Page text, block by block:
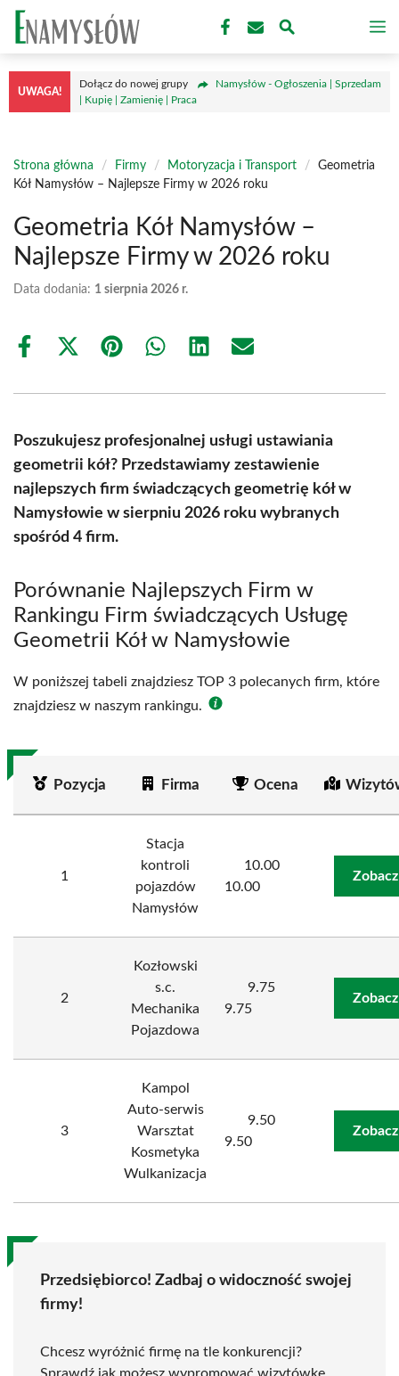
Przejdź
treści
UWAGA!
Dołącz do nowej grupy
Namysłów - Ogłoszenia | Sprzedam
| Kupię | Zamienię | Praca
Strona główna / Firmy / Motoryzacja i Transport /
Geometria
Kół Namysłów – Najlepsze Firmy w 2026 roku
Geometria Kół Namysłów –
Najlepsze Firmy w 2026 roku
Data dodania: 1 sierpnia 2026 r.
Share
Share
(Twitter)
Share Share Share Share
Poszukujesz profesjonalnej usługi ustawiania
geometrii kół? Przedstawiamy zestawienie
najlepszych firm świadczących geometrię kół w
Namysłowie w sierpniu 2026 roku wybranych
spośród 4 firm.
Porównanie Najlepszych Firm w
Rankingu Firm świadczących Usługę
Geometrii Kół w Namysłowie
W poniższej tabeli znajdziesz TOP 3 polecanych firm, które
znajdziesz w naszym rankingu.
Pozycja Firma Ocena
1
Stacja
kontroli
pojazdów
Namysłów
10.00
10.00
2
Kozłowski
s.c.
Mechanika
Pojazdowa
9.75
9.75
3
Kampol
Auto-serwis
Warsztat
Kosmetyka
Wulkanizacja
9.50
9.50
Przedsiębiorco! Zadbaj o widoczność swojej
firmy!
Chcesz wyróżnić firmę na tle konkurencji?